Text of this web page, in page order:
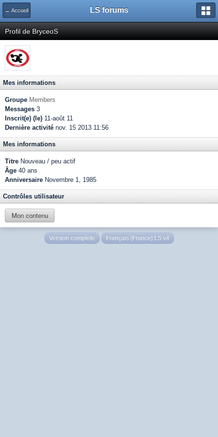
← Accueil LS forums
Profil de BryceoS
Mes informations
Groupe Members
Messages 3
Inscrit(e) (le) 11-août 11
Dernière activité nov. 15 2013 11:56
Mes informations
Titre Nouveau / peu actif
Âge 40 ans
Anniversaire Novembre 1, 1985
Contrôles utilisateur
Mon contenu
Version complète Français (France) LS v4